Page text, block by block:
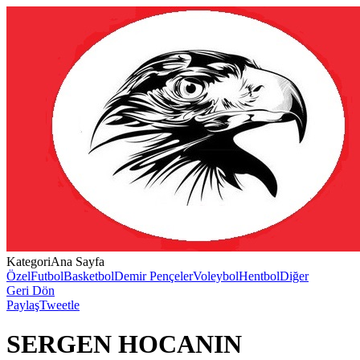
KategoriAna Sayfa
ÖzelFutbolBasketbolDemir PençelerVoleybolHentbolDiğer
Geri Dön
PaylaşTweetle
SERGEN HOCANIN